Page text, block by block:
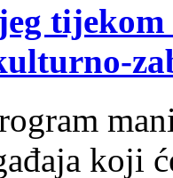
tijekom
koji